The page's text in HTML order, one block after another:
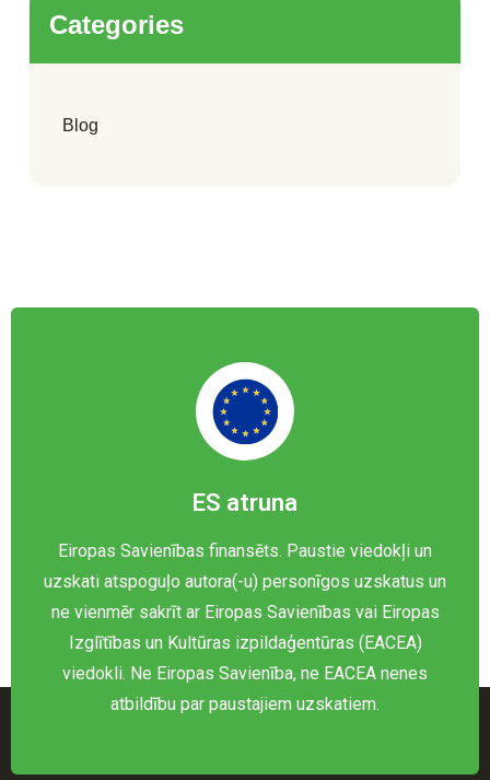
Categories
Blog
ES atruna
Eiropas Savienības finansēts. Paustie viedokļi un
uzskati atspoguļo autora(-u) personīgos uzskatus un
ne vienmēr sakrīt ar Eiropas Savienības vai Eiropas
Izglītības un Kultūras izpildaģentūras (EACEA)
viedokli. Ne Eiropas Savienība, ne EACEA nenes
atbildību par paustajiem uzskatiem.